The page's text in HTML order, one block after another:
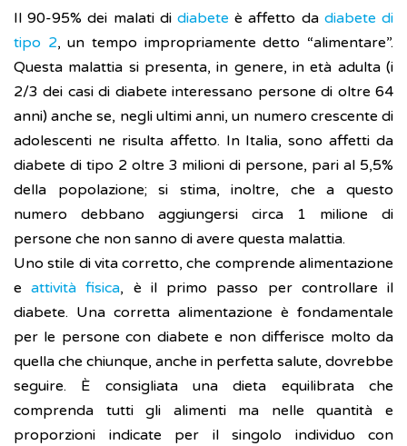
Il 90-95% dei malati di diabete è affetto da diabete di
tipo 2, un tempo impropriamente detto “alimentare”.
Questa malattia si presenta, in genere, in età adulta (i
2/3 dei casi di diabete interessano persone di oltre 64
anni) anche se, negli ultimi anni, un numero crescente di
adolescenti ne risulta affetto. In Italia, sono affetti da
diabete di tipo 2 oltre 3 milioni di persone, pari al 5,5%
della popolazione; si stima, inoltre, che a questo
numero debbano aggiungersi circa 1 milione di
persone che non sanno di avere questa malattia.
Uno stile di vita corretto, che comprende alimentazione
eattività fisica, è il primo passo per controllare il
diabete. Una corretta alimentazione è fondamentale
per le persone con diabete e non differisce molto da
quella che chiunque, anche in perfetta salute, dovrebbe
seguire. È consigliata una dieta equilibrata che
comprenda tutti gli alimenti ma nelle quantità e
proporzioni indicate per il singolo individuo con